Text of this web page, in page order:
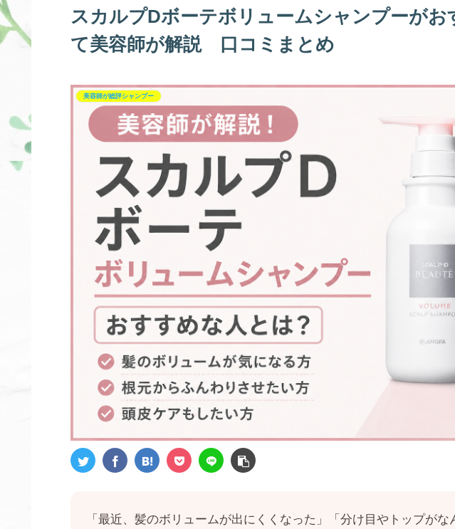
スカルプDボーテボリュームシャンプーがお
て美容師が解説 口コミまとめ
美容師が総評シャンプー
「最近、髪のボリュームが出にくくなった」「分け目やトップが